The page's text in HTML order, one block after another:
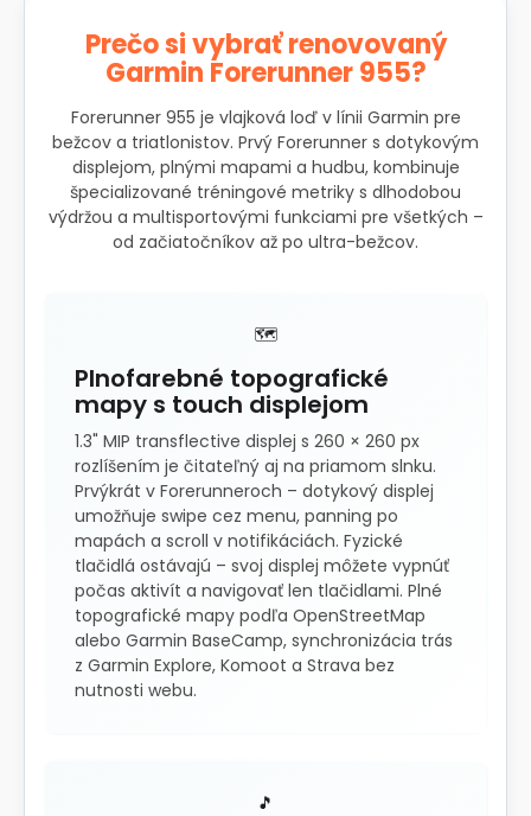
Prečo si vybrať renovovaný
Garmin Forerunner 955?
Forerunner 955 je vlajková loď v línii Garmin pre
bežcov a triatlonistov. Prvý Forerunner s dotykovým
displejom, plnými mapami a hudbu, kombinuje
špecializované tréningové metriky s dlhodobou
výdržou a multisportovými funkciami pre všetkých –
od začiatočníkov až po ultra-bežcov.
🗺️
Plnofarebné topografické
mapy s touch displejom
1.3" MIP transflective displej s 260 × 260 px
rozlíšením je čitateľný aj na priamom slnku.
Prvýkrát v Forerunneroch – dotykový displej
umožňuje swipe cez menu, panning po
mapách a scroll v notifikáciách. Fyzické
tlačidlá ostávajú – svoj displej môžete vypnúť
počas aktivít a navigovať len tlačidlami. Plné
topografické mapy podľa OpenStreetMap
alebo Garmin BaseCamp, synchronizácia trás
z Garmin Explore, Komoot a Strava bez
nutnosti webu.
🎵